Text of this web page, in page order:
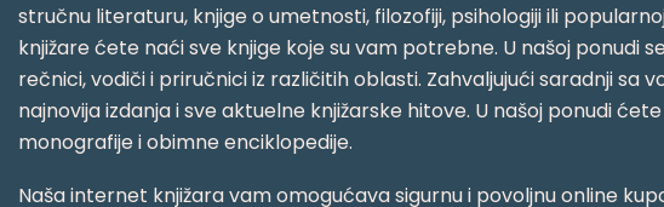
stručnu literaturu, knjige o umetnosti, filozofiji, psihologiji ili
knjižare ćete naći sve knjige koje su vam potrebne. U našoj ponudi
rečnici, vodiči i priručnici iz različitih oblasti. Zahvaljujući saradnji sa
najnovija izdanja i sve aktuelne knjižarske hitove. U našoj ponudi
monografije i obimne enciklopedije.
Naša internet knjižara vam omogućava sigurnu i povoljnu online